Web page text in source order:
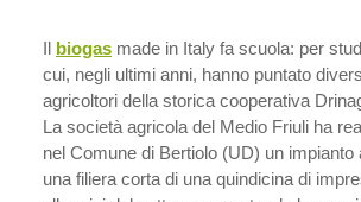
biogas made in Italy fa scuola: per
cui, negli ultimi anni, hanno puntato
agricoltori della storica cooperativa
La società agricola del Medio Friuli ha
nel Comune di Bertiolo (UD) un
una filiera corta di una quindicina di